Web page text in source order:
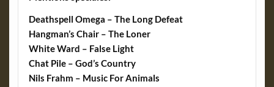
Deathspell Omega – The Long Defeat
Hangman’s Chair – The Loner
White Ward – False Light
Chat Pile – God’s Country
Nils Frahm – Music For Animals